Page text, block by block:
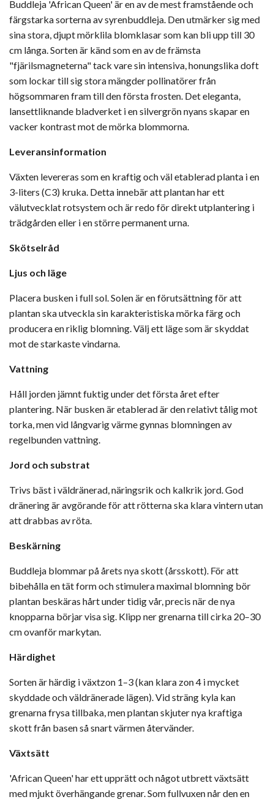
Buddleja 'African Queen' är en av de mest framstående och
färgstarka sorterna av syrenbuddleja. Den utmärker sig med
sina stora, djupt mörklila blomklasar som kan bli upp till 30
cm långa. Sorten är känd som en av de främsta
"fjärilsmagneterna" tack vare sin intensiva, honungslika doft
som lockar till sig stora mängder pollinatörer från
högsommaren fram till den första frosten. Det eleganta,
lansettliknande bladverket i en silvergrön nyans skapar en
vacker kontrast mot de mörka blommorna.
Leveransinformation
Växten levereras som en kraftig och väl etablerad planta i en
3-liters (C3) kruka. Detta innebär att plantan har ett
välutvecklat rotsystem och är redo för direkt utplantering i
trädgården eller i en större permanent urna.
Skötselråd
Ljus och läge
Placera busken i full sol. Solen är en förutsättning för att
plantan ska utveckla sin karakteristiska mörka färg och
producera en riklig blomning. Välj ett läge som är skyddat
mot de starkaste vindarna.
Vattning
Håll jorden jämnt fuktig under det första året efter
plantering. När busken är etablerad är den relativt tålig mot
torka, men vid långvarig värme gynnas blomningen av
regelbunden vattning.
Jord och substrat
Trivs bäst i väldränerad, näringsrik och kalkrik jord. God
dränering är avgörande för att rötterna ska klara vintern utan
att drabbas av röta.
Beskärning
Buddleja blommar på årets nya skott (årsskott). För att
bibehålla en tät form och stimulera maximal blomning bör
plantan beskäras hårt under tidig vår, precis när de nya
knopparna börjar visa sig. Klipp ner grenarna till cirka 20–30
cm ovanför markytan.
Härdighet
Sorten är härdig i växtzon 1–3 (kan klara zon 4 i mycket
skyddade och väldränerade lägen). Vid sträng kyla kan
grenarna frysa tillbaka, men plantan skjuter nya kraftiga
skott från basen så snart värmen återvänder.
Växtsätt
'African Queen' har ett upprätt och något utbrett växtsätt
med mjukt överhängande grenar. Som fullvuxen når den en